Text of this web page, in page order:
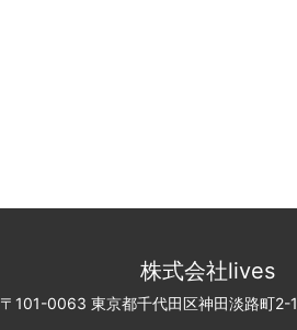
株式会社lives
〒101-0063 東京都千代田区神田淡路町2-1